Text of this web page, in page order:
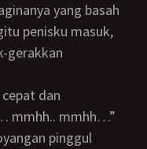
yang basah
penisku masuk,
gerakkan
mmhh.. mmhh…”
pinggul